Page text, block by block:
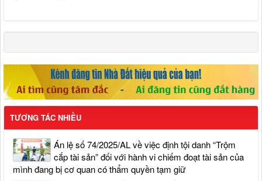
TƯƠNG TÁC NHIỀU
Án lệ số 74/2025/AL về việc định tội danh “Trộm
cắp tài sản” đối với hành vi chiếm đoạt tài sản của
mình đang bị cơ quan có thẩm quyền tạm giữ